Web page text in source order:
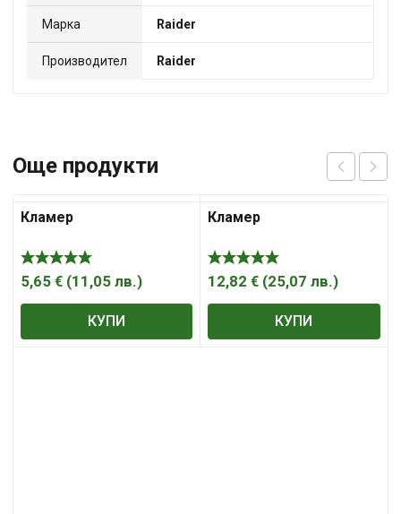
Марка Raider
Производител Raider
Още продукти
Кламер
5,65 € (11,05 лв.)
КУПИ
Кламер
12,82€ (25,07лв.)
КУПИ